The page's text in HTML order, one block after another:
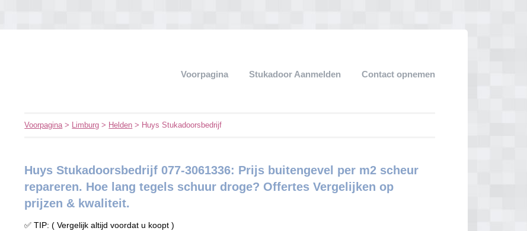
Voorpagina Stukadoor Aanmelden Contact opnemen
Voorpagina> Limburg > Helden > Huys Stukadoorsbedrijf
Huys Stukadoorsbedrijf 077-3061336: Prijs buitengevel per m2 scheur
repareren. Hoe lang tegels schuur droge? Offertes Vergelijken op
prijzen & kwaliteit.
✅ TIP: ( Vergelijk altijd voordat u koopt )